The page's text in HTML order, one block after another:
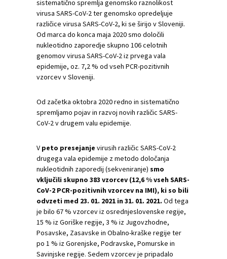
sistematično spremlja genomsko raznolikost
virusa SARS-CoV-2 ter genomsko opredeljuje
različice virusa SARS-CoV-2, ki se širijo v Sloveniji.
Od marca do konca maja 2020 smo določili
nukleotidno zaporedje skupno 106 celotnih
genomov virusa SARS-CoV-2 iz prvega vala
epidemije, oz. 7,2 % od vseh PCR-pozitivnih
vzorcev v Sloveniji.
Od začetka oktobra 2020 redno in sistematično
spremljamo pojav in razvoj novih različic SARS-
CoV-2 v drugem valu epidemije.
V peto presejanje virusih različic SARS-CoV-2
drugega vala epidemije z metodo določanja
nukleotidnih zaporedij (sekveniranje) smo
vključili skupno 383 vzorcev (12,6 % vseh SARS-
CoV-2 PCR-pozitivnih vzorcev na IMI), ki so bili
odvzeti med 23. 01. 2021 in 31. 01. 2021. Od tega
je bilo 67 % vzorcev iz osrednjeslovenske regije,
15 % iz Goriške regije, 3 % iz Jugovzhodne,
Posavske, Zasavske in Obalno-kraške regije ter
po 1 % iz Gorenjske, Podravske, Pomurske in
Savinjske regije. Sedem vzorcev je pripadalo